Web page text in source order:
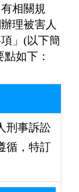
相關規
理被害人
」(以下簡
如下：
刑事訴訟
循，特訂